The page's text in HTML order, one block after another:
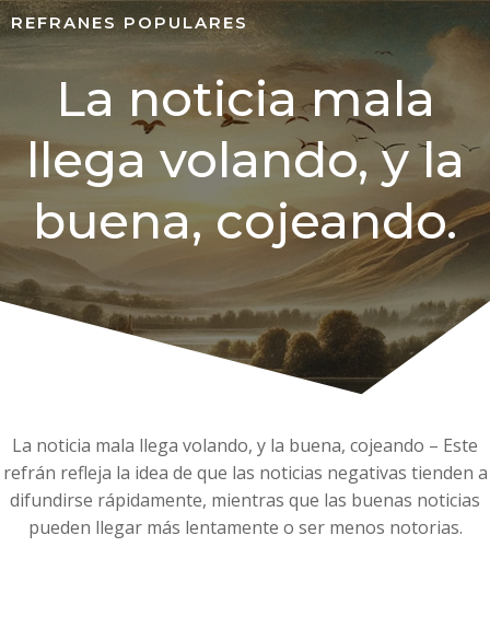
REFRANES POPULARES
La noticia mala
llega volando, y la
buena, cojeando.
La noticia mala llega volando, y la buena, cojeando – Este
refrán refleja la idea de que las noticias negativas tienden a
difundirse rápidamente, mientras que las buenas noticias
pueden llegar más lentamente o ser menos notorias.